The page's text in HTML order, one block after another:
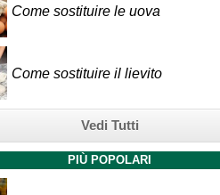
Come sostituire le uova
Come sostituire il lievito
Vedi Tutti
PIÙ POPOLARI